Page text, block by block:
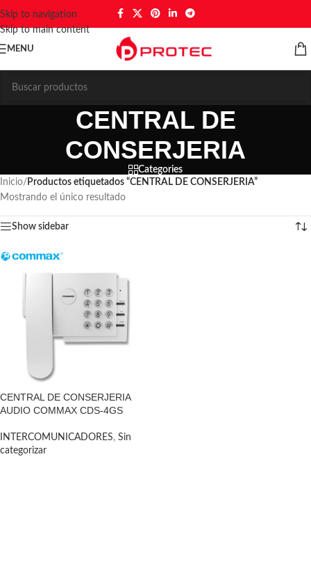
Skip to navigation
Skip to main content
MENU
CENTRAL DE
CONSERJERIA
Categories
Inicio/ Productos etiquetados “CENTRAL DE CONSERJERIA”
Mostrando el único resultado
Show sidebar
CENTRAL DE CONSERJERIA
AUDIO COMMAX CDS-4GS
INTERCOMUNICADORES, Sin
categorizar